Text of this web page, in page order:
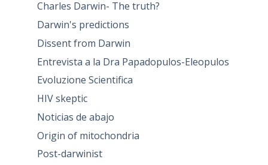
Charles Darwin- The truth?
Darwin's predictions
Dissent from Darwin
Entrevista a la Dra Papadopulos-Eleopulos
Evoluzione Scientifica
HIV skeptic
Noticias de abajo
Origin of mitochondria
Post-darwinist